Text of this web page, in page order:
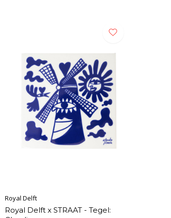
Royal Delft
Royal Delft x STRAAT - Tegel: